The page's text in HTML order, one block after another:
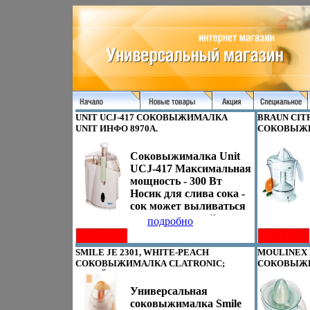
UNIT UCJ-417 СОКОВЫЖИМАЛКА
UNIT ИНФО 8970A.
Соковыжималка Unit
UCJ-417 Максимальная
мощность - 300 Вт
Носик для слива сока -
сок может выливаться
как во входящий в
комплект стакан, так и
в любую другую емкость
Съемный контейнер для
мякоти - легко
обеспечивает легкую
очистку Руководство по
подробно
SMILE JE 2301, WHITE-PEACH
СОКОВЫЖИМАЛКА CLATRONIC;
КИТАЙ 2010 Г ; МОДЕЛЬ: JE 2301,
WHITE-PEACH ИНФО 8973A.
Универсальная
соковыжималка Smile
BRAUN
MOULINEX